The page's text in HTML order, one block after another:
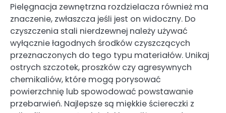
Pielęgnacja zewnętrzna rozdzielacza również ma
znaczenie, zwłaszcza jeśli jest on widoczny. Do
czyszczenia stali nierdzewnej należy używać
wyłącznie łagodnych środków czyszczących
przeznaczonych do tego typu materiałów. Unikaj
ostrych szczotek, proszków czy agresywnych
chemikaliów, które mogą porysować
powierzchnię lub spowodować powstawanie
przebarwień. Najlepsze są miękkie ściereczki z